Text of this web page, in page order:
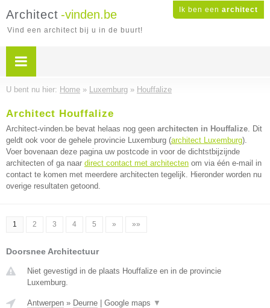
Ik ben een architect
Architect -vinden.be
Vind een architect bij u in de buurt!
U bent nu hier: Home » Luxemburg » Houffalize
Architect Houffalize
Architect-vinden.be bevat helaas nog geen architecten in Houffalize. Dit
geldt ook voor de gehele provincie Luxemburg (architect Luxemburg).
Voer bovenaan deze pagina uw postcode in voor de dichtstbijzijnde
architecten of ga naar direct contact met architecten om via één e-mail in
contact te komen met meerdere architecten tegelijk. Hieronder worden nu
overige resultaten getoond.
1 2 3 4 5 » »»
Doorsnee Architectuur
Niet gevestigd in de plaats Houffalize en in de provincie
Luxemburg.
Antwerpen » Deurne Google maps ▼